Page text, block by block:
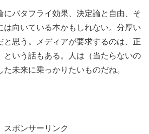
にバタフライ効果、決定論と自由、そ
は向いている本かもしれない。分厚い
と思う。メディアが要求するのは、正
という話もある。人は（当たらないの
未来に乗っかりたいものだね。
スポンサーリンク